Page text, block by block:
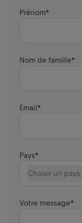
Prénom*
Nom de famille*
Email*
Pays*
Choisir un pays
Votre message*